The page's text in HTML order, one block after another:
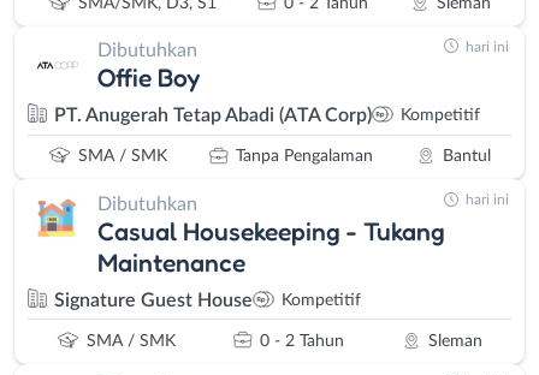
Dibutuhkan
Offie Boy
PT. Anugerah Tetap Abadi (ATA Corp) Kompetitif
SMA / SMK Tanpa Pengalaman Bantul
hari ini
Dibutuhkan
Casual Housekeeping - Tukang
Maintenance
Signature Guest House Kompetitif
SMA / SMK 0 - 2 Tahun Sleman
hari ini